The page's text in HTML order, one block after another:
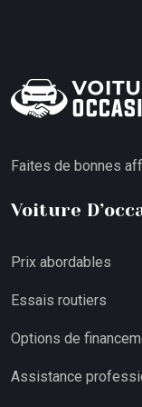
Faites de bonnes
Voiture
Prix abordables
Essais routiers
Options de
Assistance